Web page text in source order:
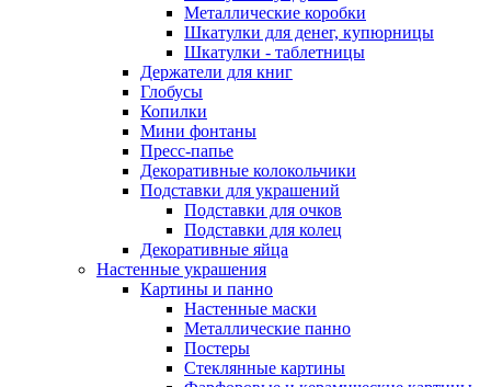
Металлические коробки
Шкатулки для денег, купюрницы
Шкатулки - таблетницы
Держатели для книг
Глобусы
Копилки
Мини фонтаны
Пресс-папье
Декоративные колокольчики
Подставки для украшений
Подставки для очков
Подставки для колец
Декоративные яйца
Настенные украшения
Картины и панно
Настенные маски
Металлические панно
Постеры
Стеклянные картины